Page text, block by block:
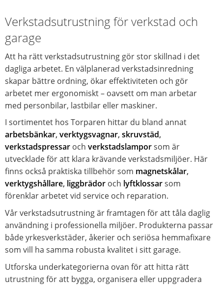
Verkstadsutrustning för verkstad och
garage
Att ha rätt verkstadsutrustning gör stor skillnad i det
dagliga arbetet. En välplanerad verkstadsinredning
skapar bättre ordning, ökar effektiviteten och gör
arbetet mer ergonomiskt – oavsett om man arbetar
med personbilar, lastbilar eller maskiner.
I sortimentet hos Torparen hittar du bland annat
arbetsbänkar, verktygsvagnar, skruvstäd,
verkstadspressar och verkstadslamporsom är
utvecklade för att klara krävande verkstadsmiljöer. Här
finns också praktiska tillbehör som magnetskålar,
verktygshållare, liggbrädor och lyftklossarsom
förenklar arbetet vid service och reparation.
Vår verkstadsutrustning är framtagen för att tåla daglig
användning i professionella miljöer. Produkterna passar
både yrkesverkstäder, åkerier och seriösa hemmafixare
som vill ha samma robusta kvalitet i sitt garage.
Utforska underkategorierna ovan för att hitta rätt
utrustning för att bygga, organisera eller uppgradera